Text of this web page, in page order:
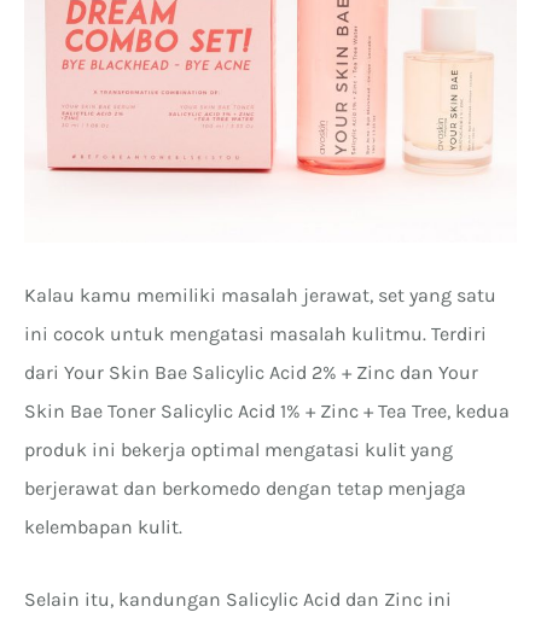
Kalau kamu memiliki masalah jerawat, set yang satu
ini cocok untuk mengatasi masalah kulitmu. Terdiri
dari Your Skin Bae Salicylic Acid 2% + Zinc dan Your
Skin Bae Toner Salicylic Acid 1% + Zinc + Tea Tree, kedua
produk ini bekerja optimal mengatasi kulit yang
berjerawat dan berkomedo dengan tetap menjaga
kelembapan kulit.
Selain itu, kandungan Salicylic Acid dan Zinc ini